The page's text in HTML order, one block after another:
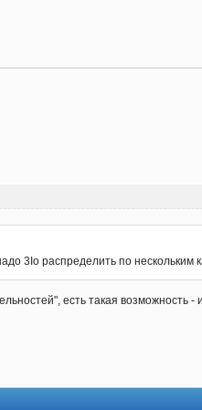
3Io распределить по
есть такая возможность -